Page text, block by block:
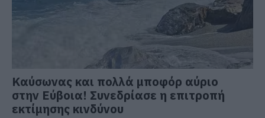
Καύσωνας και πολλά μποφόρ αύριο
στην Εύβοια! Συνεδρίασε η επιτροπή
εκτίμησης κινδύνου